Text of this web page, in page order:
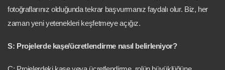
fotoğraflarınız olduğunda tekrar başvurmanız faydalı olur. Biz, her
zaman yeni yetenekleri keşfetmeye açığız.
S: Projelerde kaşe/ücretlendirme nasıl belirleniyor?